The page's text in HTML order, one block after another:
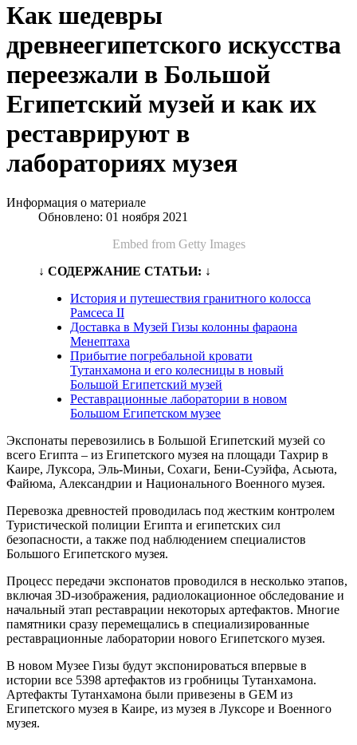
Как шедевры
древнеегипетского искусства
переезжали в Большой
Египетский музей и как их
реставрируют в
лабораториях музея
Информация о материале
Обновлено: 01 ноября 2021
Embed from Getty Images
↓ СОДЕРЖАНИЕ СТАТЬИ: ↓
История и путешествия гранитного колосса
Рамсеса II
Доставка в Музей Гизы колонны фараона
Менептаха
Прибытие погребальной кровати
Тутанхамона и его колесницы в новый
Большой Египетский музей
Реставрационные лаборатории в новом
Большом Египетском музее
Экспонаты перевозились в Большой Египетский музей со
всего Египта – из Египетского музея на площади Тахрир в
Каире, Луксора, Эль-Миньи, Сохаги, Бени-Суэйфа, Асьюта,
Файюма, Александрии и Национального Военного музея.
Перевозка древностей проводилась под жестким контролем
Туристической полиции Египта и египетских сил
безопасности, а также под наблюдением специалистов
Большого Египетского музея.
Процесс передачи экспонатов проводился в несколько этапов,
включая 3D-изображения, радиолокационное обследование и
начальный этап реставрации некоторых артефактов. Многие
памятники сразу перемещались в специализированные
реставрационные лаборатории нового Египетского музея.
В новом Музее Гизы будут экспонироваться впервые в
истории все 5398 артефактов из гробницы Тутанхамона.
Артефакты Тутанхамона были привезены в GEM из
Египетского музея в Каире, из музея в Луксоре и Военного
музея.